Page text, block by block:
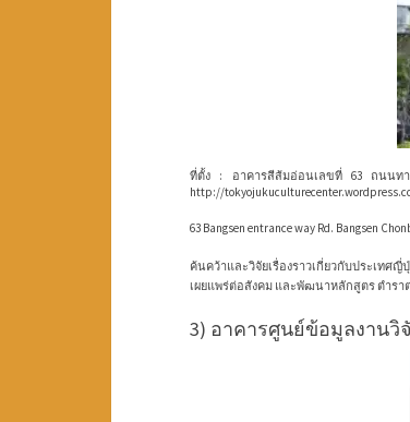
ที่ตั้ง : อาคารสีส้มอ่อนเลขที่ 63 ถนนทา
http://
63 Bangsen entrance way Rd. Bangsen
ค้นคว้าและวิจัยเรื่องราวเกี่ยวกับประเทศ
เผยแพร่ต่อสังคม และพัฒนาหลักสูตร ตำร
3) อาคารศูนย์ข้อมูลงานวิจัย